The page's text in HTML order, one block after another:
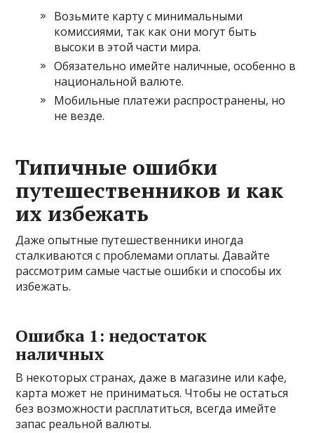
Возьмите карту с минимальными
комиссиями, так как они могут быть
высоки в этой части мира.
Обязательно имейте наличные, особенно в
национальной валюте.
Мобильные платежи распространены, но
не везде.
Типичные ошибки
путешественников и как
их избежать
Даже опытные путешественники иногда
сталкиваются с проблемами оплаты. Давайте
рассмотрим самые частые ошибки и способы их
избежать.
Ошибка 1: недостаток
наличных
В некоторых странах, даже в магазине или кафе,
карта может не приниматься. Чтобы не остаться
без возможности расплатиться, всегда имейте
запас реальной валюты.